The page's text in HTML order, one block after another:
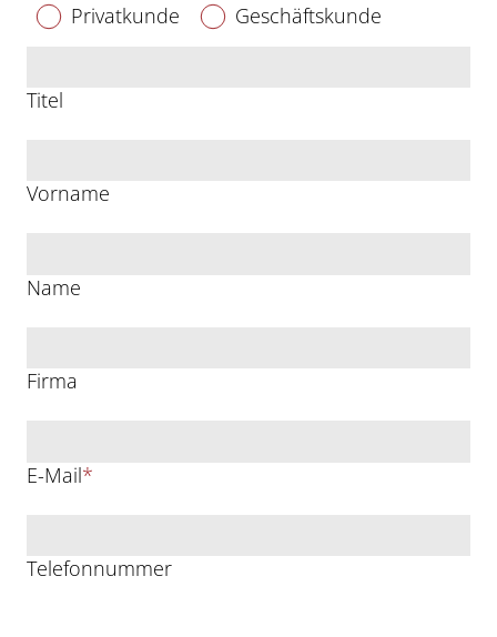
Privatkunde Geschäftskunde
Titel
Vorname
Name
Firma
E-Mail*
Telefonnummer